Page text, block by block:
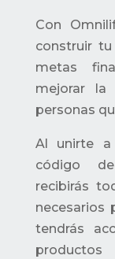
Con
construir
metas
mejorar
personas
Al unirte a
código de
recibirás
necesarios
tendrás